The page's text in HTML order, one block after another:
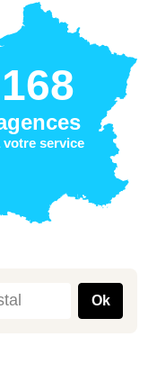
168
votre service
Ok